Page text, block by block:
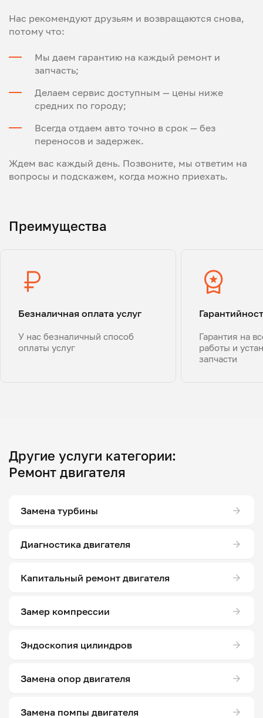
Нас рекомендуют друзьям и возвращаются снова,
потому что:
Мы даем гарантию на каждый ремонт и
запчасть;
Делаем сервис доступным — цены ниже
средних по городу;
Всегда отдаем авто точно в срок — без
переносов и задержек.
Ждем вас каждый день. Позвоните, мы ответим на
вопросы и подскажем, когда можно приехать.
Преимущества
Безналичная оплата услуг
У нас безналичный способ
оплаты услуг
Гарантия на
работы и
запчасти
Другие услуги категории:
Ремонт двигателя
Замена турбины
Диагностика двигателя
Капитальный ремонт двигателя
Замер компрессии
Эндоскопия цилиндров
Замена опор двигателя
Замена помпы двигателя